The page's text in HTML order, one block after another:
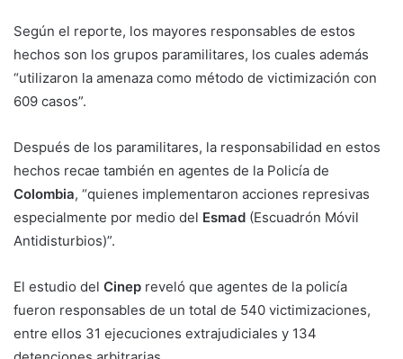
Según el reporte, los mayores responsables de estos
hechos son los grupos paramilitares, los cuales además
“utilizaron la amenaza como método de victimización con
609 casos”.
Después de los paramilitares, la responsabilidad en estos
hechos recae también en agentes de la Policía de
Colombia, “quienes implementaron acciones represivas
especialmente por medio del Esmad (Escuadrón Móvil
Antidisturbios)”.
El estudio del Cinep reveló que agentes de la policía
fueron responsables de un total de 540 victimizaciones,
entre ellos 31 ejecuciones extrajudiciales y 134